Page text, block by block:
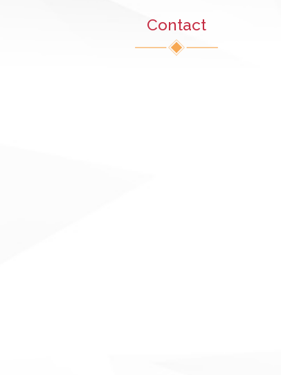
Contact